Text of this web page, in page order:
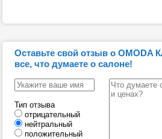
Оставьте свой отзыв о
все, что думаете о салоне!
Тип отзыва
отрицательный
нейтральный
положительный